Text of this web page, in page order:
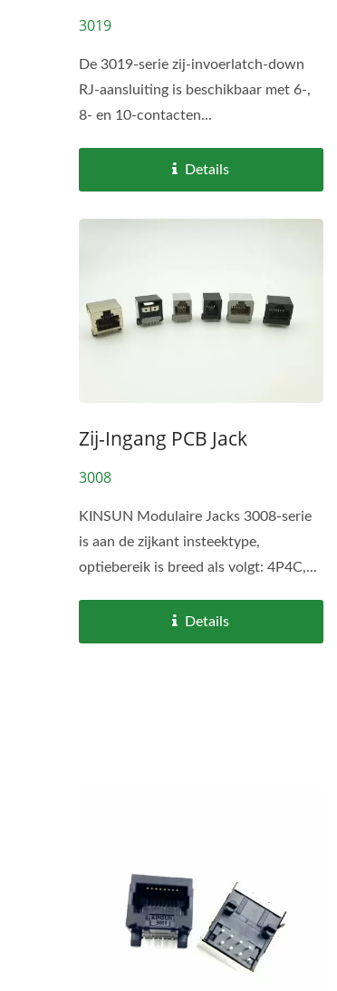
3019
De 3019-serie zij-invoerlatch-down
RJ-aansluiting is beschikbaar met 6-,
8- en 10-contacten...
Details
Zij-Ingang PCB Jack
3008
KINSUN Modulaire Jacks 3008-serie
is aan de zijkant insteektype,
optiebereik is breed als volgt: 4P4C,...
Details